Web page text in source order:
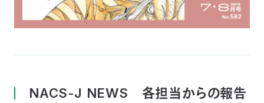
NACS-J NEWS 各担当からの報告